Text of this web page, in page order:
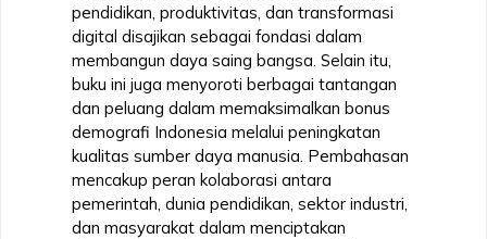
pendidikan, produktivitas, dan transformasi
digital disajikan sebagai fondasi dalam
membangun daya saing bangsa. Selain itu,
buku ini juga menyoroti berbagai tantangan
dan peluang dalam memaksimalkan bonus
demografi Indonesia melalui peningkatan
kualitas sumber daya manusia. Pembahasan
mencakup peran kolaborasi antara
pemerintah, dunia pendidikan, sektor industri,
dan masyarakat dalam menciptakan